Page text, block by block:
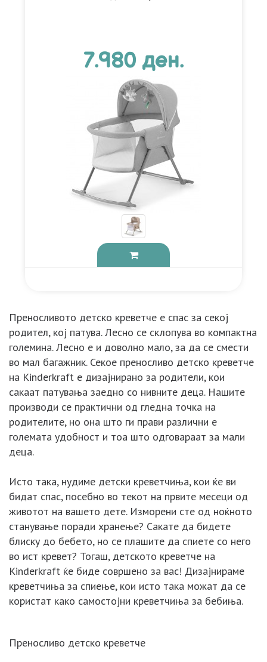
7.980 ден.
Преносливото детско креветче е спас за секој
родител, кој патува. Лесно се склопува во компактна
големина. Лесно е и доволно мало, за да се смести
во мал багажник. Секое преносливо детско креветче
на Kinderkraft е дизајнирано за родители, кои
сакаат патувања заедно со нивните деца. Нашите
производи се практични од гледна точка на
родителите, но она што ги прави различни е
големата удобност и тоа што одговараат за мали
деца.
Исто така, нудиме детски креветчиња, кои ќе ви
бидат спас, посебно во текот на првите месеци од
животот на вашето дете. Изморени сте од ноќното
станување поради хранење? Сакате да бидете
блиску до бебето, но се плашите да спиете со него
во ист кревет? Тогаш, детското креветче на
Kinderkraft ќе биде совршено за вас! Дизајнираме
креветчиња за спиење, кои исто така можат да се
користат како самостојни креветчиња за бебиња.
Преносливо детско креветче